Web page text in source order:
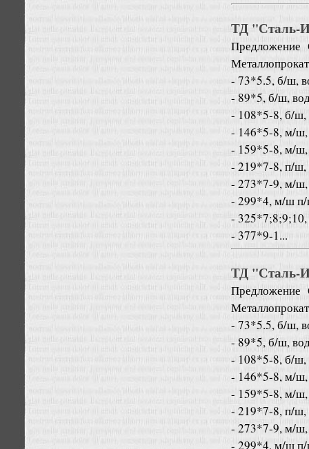
ТД "Сталь-
Предложение
- 73*5.5, б/ш,
- 89*5, б/ш,
- 108*5-8, б/ш,
- 146*5-8, м/ш,
- 159*5-8, м/ш,
- 219*7-8, п/ш,
- 273*7-9, м/ш,
- 299*4, м/ш п/
-
- 377*9-1...
ТД "Сталь-
Предложение
- 73*5.5, б/ш,
- 89*5, б/ш,
- 108*5-8, б/ш,
- 146*5-8, м/ш,
- 159*5-8, м/ш,
- 219*7-8, п/ш,
- 273*7-9, м/ш,
- 299*4, м/ш п/